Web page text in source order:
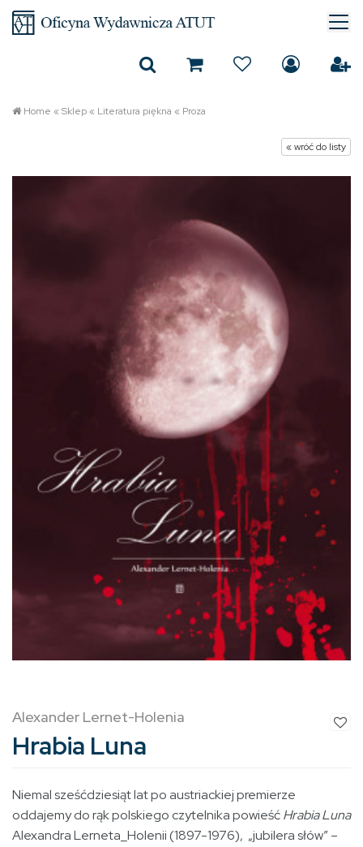
Home «Sklep« Literatura piękna « Proza
« wróć do listy
Alexander Lernet-Holenia
Hrabia Luna
Niemal sześćdziesiąt lat po austriackiej premierze
oddajemy do rąk polskiego czytelnika powieśćHrabia Luna
Alexandra Lerneta_Holenii (1897-1976), „jubilera słów” –